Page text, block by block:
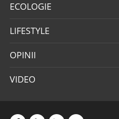
ECOLOGIE
LIFESTYLE
OPINII
VIDEO